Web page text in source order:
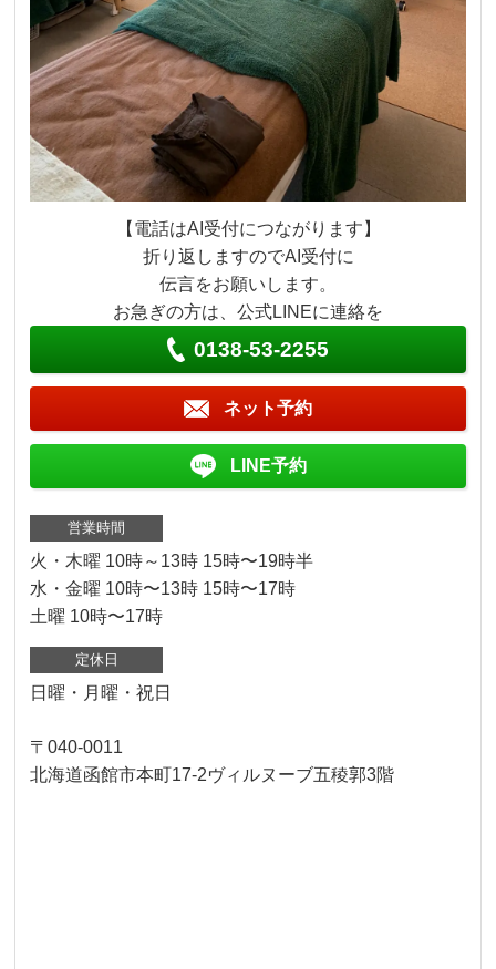
【電話はAI受付につながります】
折り返しますのでAI受付に
伝言をお願いします。
お急ぎの方は、公式LINEに連絡を
0138-53-2255
ネット予約
LINE予約
営業時間
火・木曜 10時～13時 15時〜19時半
水・金曜 10時〜13時 15時〜17時
土曜 10時〜17時
定休日
日曜・月曜・祝日
〒040-0011
北海道函館市本町17-2ヴィルヌーブ五稜郭3階